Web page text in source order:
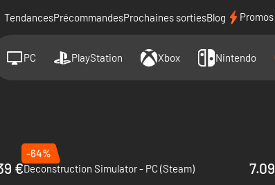
TendancesPrécommandesProchaines sortiesBlog
PC PlayStation Xbox Nintendo
€
-64%
Deconstruction Simulator - PC (Steam)